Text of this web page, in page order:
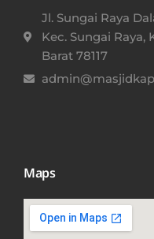
Jl. Sungai Raya
Kec. Sungai Raya,
Barat 78117​
Maps